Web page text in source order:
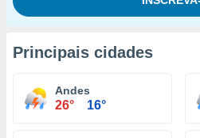
Principais cidades
Andes
26° 16°